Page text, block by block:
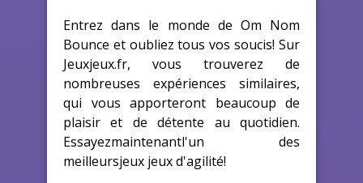
Entrez dans le monde de Om Nom
Bounce et oubliez tous vos soucis! Sur
Jeuxjeux.fr, vous trouverez de
nombreuses expériences similaires,
qui vous apporteront beaucoup de
plaisir et de détente au quotidien.
Essayezmaintenantl'un des
meilleursjeux jeux d'agilité!